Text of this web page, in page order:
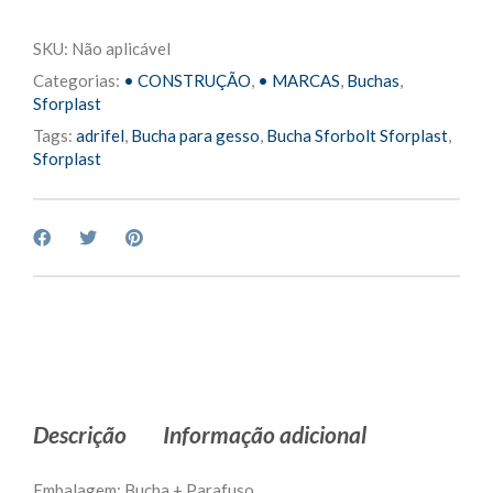
SKU: Não aplicável
Categorias: • CONSTRUÇÃO, • MARCAS, Buchas,
Sforplast
Tags: adrifel, Bucha para gesso, Bucha Sforbolt Sforplast,
Sforplast
Descrição Informação adicional